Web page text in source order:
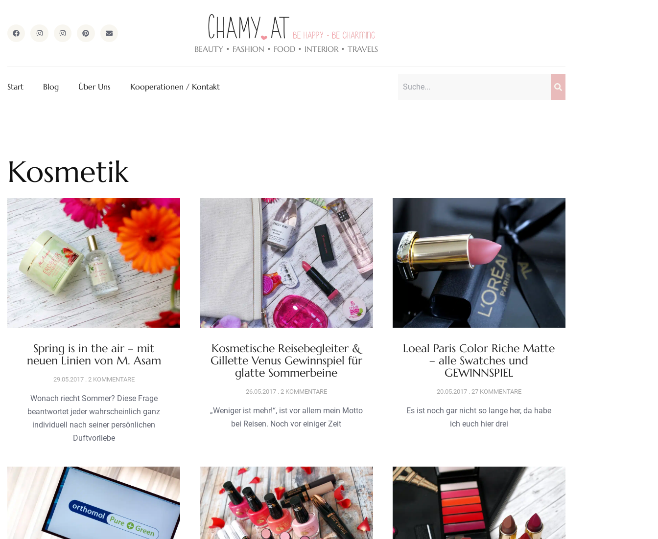
BEAUTY • FASHION • FOOD • INTERIOR • TRAVELS
Start Blog Über Uns Kooperationen / Kontakt
Kosmetik
Spring is in the air – mit
neuen Linien von M. Asam
29.05.2017 2 KOMMENTARE
Wonach riecht Sommer? Diese Frage
beantwortet jeder wahrscheinlich ganz
individuell nach seiner persönlichen
Duftvorliebe
Kosmetische Reisebegleiter &
Gillette Venus Gewinnspiel für
glatte Sommerbeine
26.05.2017 2 KOMMENTARE
„Weniger ist mehr!“, ist vor allem mein Motto
bei Reisen. Noch vor einiger Zeit
Loeal Paris Color Riche Matte
– alle Swatches und
GEWINNSPIEL
20.05.2017 27 KOMMENTARE
Es ist noch gar nicht so lange her, da habe
ich euch hier drei